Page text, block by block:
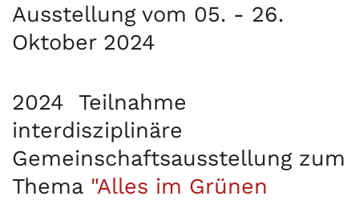
Ausstellung vom 05. - 26.
Oktober 2024
2024 Teilnahme
interdisziplinäre
Gemeinschaftsausstellung zum
Thema "Alles im Grünen